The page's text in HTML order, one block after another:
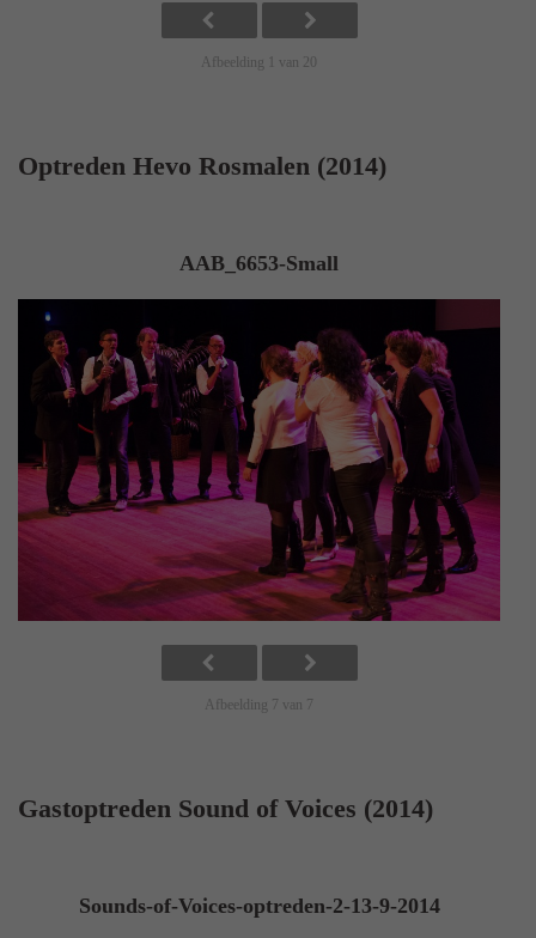
Afbeelding 1 van 20
Optreden Hevo Rosmalen (2014)
AAB_6653-Small
Afbeelding 7 van 7
Gastoptreden Sound of Voices (2014)
Sounds-of-Voices-optreden-2-13-9-2014